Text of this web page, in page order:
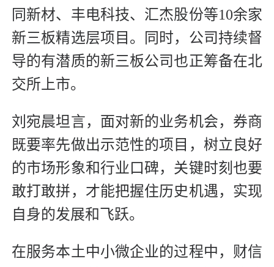
同新材、丰电科技、汇杰股份等10余家
新三板精选层项目。同时，公司持续督
导的有潜质的新三板公司也正筹备在北
交所上市。
刘宛晨坦言，面对新的业务机会，券商
既要率先做出示范性的项目，树立良好
的市场形象和行业口碑，关键时刻也要
敢打敢拼，才能把握住历史机遇，实现
自身的发展和飞跃。
在服务本土中小微企业的过程中，财信